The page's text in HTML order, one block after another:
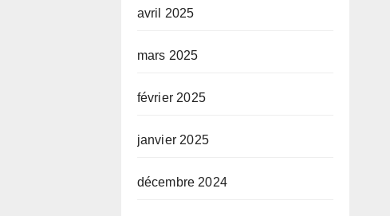
avril 2025
mars 2025
février 2025
janvier 2025
décembre 2024